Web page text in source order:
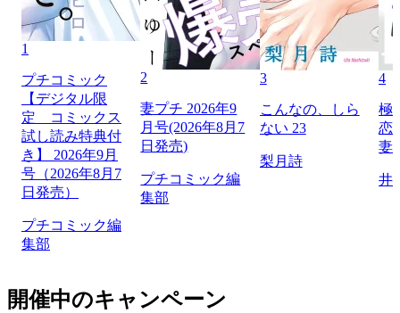
1
プチコミック
【デジタル限
定 コミックス
試し読み特典付
き】 2026年9月
号（2026年8月7
日発売）
プチコミック編
集部
2
妻プチ 2026年9
月号(2026年8月7
日発売)
プチコミック編
集部
3
こんなの、しら
ない 23
梨月詩
4
極
恋
妻
井
開催中のキャンペーン